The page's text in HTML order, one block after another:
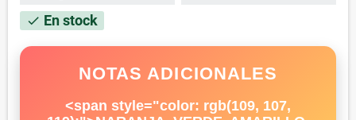
check En stock
NOTAS ADICIONALES
<span style="color: rgb(109, 107,